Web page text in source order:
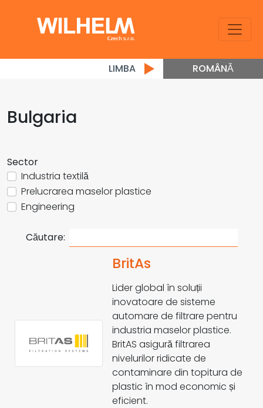
LIMBA ROMÂNĂ
Bulgaria
Căutare:
BritAs
Lider global în soluții
inovatoare de sisteme
automare de filtrare pentru
industria maselor plastice.
BritAS asigură filtrarea
nivelurilor ridicate de
contaminare din topitura de
plastic în mod economic și
eficient.
Sector
Industria textilă
Prelucrarea maselor plastice
Engineering